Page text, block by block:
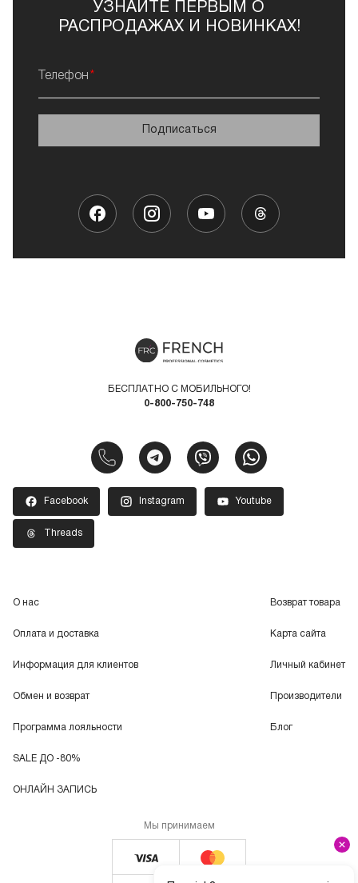
УЗНАЙТЕ ПЕРВЫМ О
РАСПРОДАЖАХ И НОВИНКАХ!
Телефон
Подписаться
БЕСПЛАТНО С МОБИЛЬНОГО!
0-800-750-748
Facebook Instagram Youtube
Threads
О нас
Оплата и доставка
Информация для клиентов
Обмен и возврат
Программа лояльности
SALE ДО -80%
ОНЛАЙН ЗАПИСЬ
Возврат товара
Карта сайта
Личный кабинет
Производители
Блог
Мы принимаем